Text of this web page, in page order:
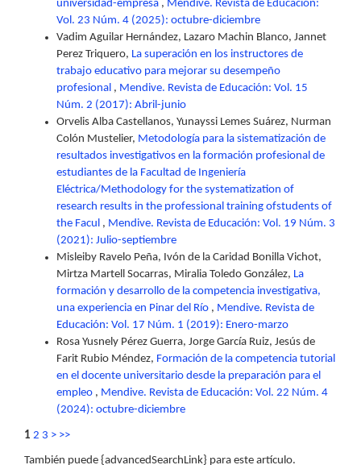
universidad-empresa , Mendive. Revista de Educación:
Vol. 23 Núm. 4 (2025): octubre-diciembre
Vadim Aguilar Hernández, Lazaro Machin Blanco, Jannet
Perez Triquero, La superación en los instructores de
trabajo educativo para mejorar su desempeño
profesional , Mendive. Revista de Educación: Vol. 15
Núm. 2 (2017): Abril-junio
Orvelis Alba Castellanos, Yunayssi Lemes Suárez, Nurman
Colón Mustelier, Metodología para la sistematización de
resultados investigativos en la formación profesional de
estudiantes de la Facultad de Ingeniería
Eléctrica/Methodology for the systematization of
research results in the professional training ofstudents of
the Facul , Mendive. Revista de Educación: Vol. 19 Núm. 3
(2021): Julio-septiembre
Misleiby Ravelo Peña, Ivón de la Caridad Bonilla Vichot,
Mirtza Martell Socarras, Miralia Toledo González, La
formación y desarrollo de la competencia investigativa,
una experiencia en Pinar del Río , Mendive. Revista de
Educación: Vol. 17 Núm. 1 (2019): Enero-marzo
Rosa Yusnely Pérez Guerra, Jorge García Ruiz, Jesús de
Farit Rubio Méndez, Formación de la competencia tutorial
en el docente universitario desde la preparación para el
empleo , Mendive. Revista de Educación: Vol. 22 Núm. 4
(2024): octubre-diciembre
1 2 3 > >>
También puede {advancedSearchLink} para este artículo.